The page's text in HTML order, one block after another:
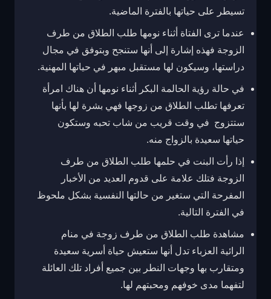
تسيطر على حياتها بالفترة الماضية.
عندما ترى الفتاة أثناء نومها طلب الطلاق من طرف
الزوجة فهذه إشارة إلى أنها ستنجح وبتوفق في مجال
دراستها، وسيكون لها مستقبل مبهر في حياتها المهنية.
في حالة رؤية الحالمة البكر أثناء نومها أن هناك امرأة
تعرفها تطلب الطلاق من زوجها فهي بشرة لها بأنها
ستتزوج في وقت قريب من شاب تحبه وستكون
حياتها سعيدة بالزواج منه.
إذا رأت البنت في حلمها طلب الطلاق من طرف
الزوجة فتلك علامة على قدوم العديد من الأخبار
المفرحة التي ستغير من حالتها النفسية بشكل ملحوظ
في الفترة التالية.
مشاهدة طلب الطلاق من طرف زوجة في منام
الرائية العزباء تدل أنها ستعيش حياة أسرية سعيدة
ومتقارب بها وجهات النطر بين جميع أفراد تلك العائلة
لتفهما مدى خوفهم ومحبتهم لها.